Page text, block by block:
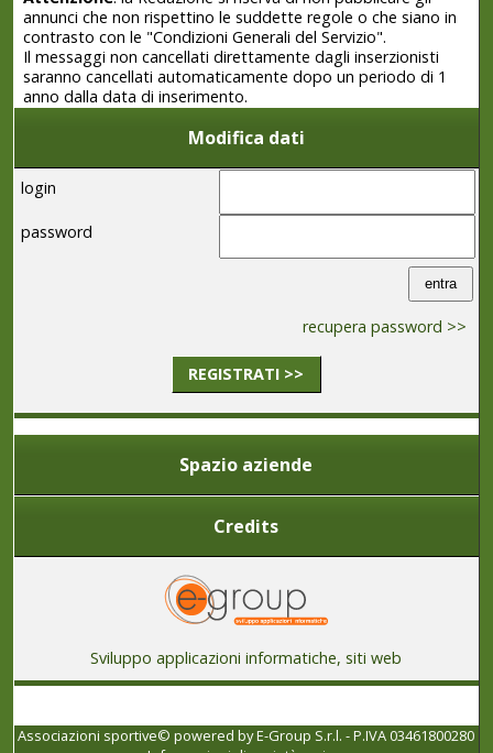
annunci che non rispettino le suddette regole o che siano in
contrasto con le "Condizioni Generali del Servizio".
Il messaggi non cancellati direttamente dagli inserzionisti
saranno cancellati automaticamente dopo un periodo di 1
anno dalla data di inserimento.
Modifica dati
login
password
recupera password >>
REGISTRATI >>
Spazio aziende
Credits
Sviluppo applicazioni informatiche, siti web
Associazioni sportive© powered byE-Group S.r.l. - P.IVA 03461800280